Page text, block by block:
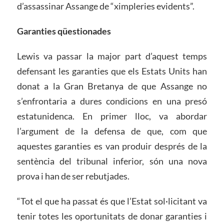
d’assassinar Assange de “ximpleries evidents”.
Garanties qüestionades
Lewis va passar la major part d’aquest temps
defensant les garanties que els Estats Units han
donat a la Gran Bretanya de que Assange no
s’enfrontaria a dures condicions en una presó
estatunidenca. En primer lloc, va abordar
l’argument de la defensa de que, com que
aquestes garanties es van produir després de la
sentència del tribunal inferior, són una nova
prova i han de ser rebutjades.
“Tot el que ha passat és que l’Estat sol·licitant va
tenir totes les oportunitats de donar garanties i